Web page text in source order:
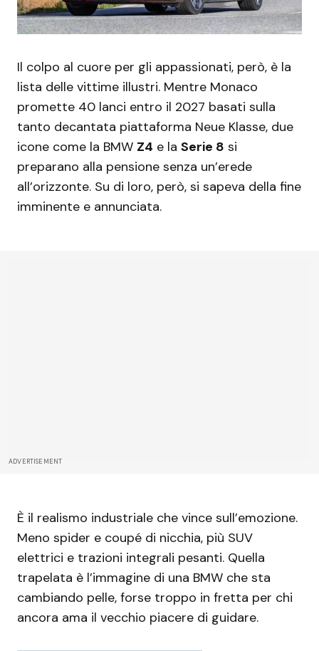
Il colpo al cuore per gli appassionati, però, è la
lista delle vittime illustri. Mentre Monaco
promette 40 lanci entro il 2027 basati sulla
tanto decantata piattaforma Neue Klasse, due
icone come la BMW Z4 e la Serie 8 si
preparano alla pensione senza un’erede
all’orizzonte. Su di loro, però, si sapeva della fine
imminente e annunciata.
ADVERTISEMENT
È il realismo industriale che vince sull’emozione.
Meno spider e coupé di nicchia, più SUV
elettrici e trazioni integrali pesanti. Quella
trapelata è l’immagine di una BMW che sta
cambiando pelle, forse troppo in fretta per chi
ancora ama il vecchio piacere di guidare.